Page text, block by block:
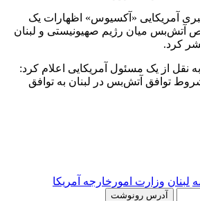
آمریکایی « آکسیوس» اظهارات یک
آتش‌بس میان رژیم صهیونیستی و لبنان
کرد.
به نقل از یک مسئول آمریکایی اعلام کرد:
توافق آتش‌بس در لبنان به توافق
لبنان وزارت امورخارجه آمریکا
آدرس رونوشت